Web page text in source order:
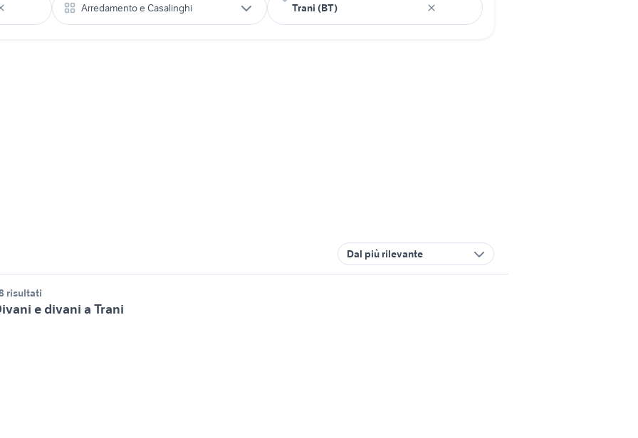
Arredamento e Casalinghi
Dal più rilevante
risultati
e divani a Trani